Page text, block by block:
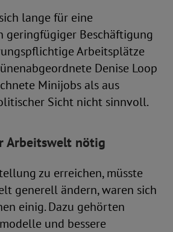
lange für eine
geringfügiger Beschäftigung
Arbeitsplätze
Denise Loop
Minijobs als aus
Sicht nicht sinnvoll.
Arbeitswelt nötig
zu erreichen, müsste
generell ändern, waren sich
einig. Dazu gehörten
und bessere